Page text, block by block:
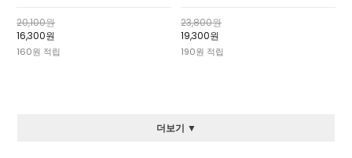
20,100원
16,300원
160원 적립
23,800원
19,300원
190원 적립
더보기 ▼